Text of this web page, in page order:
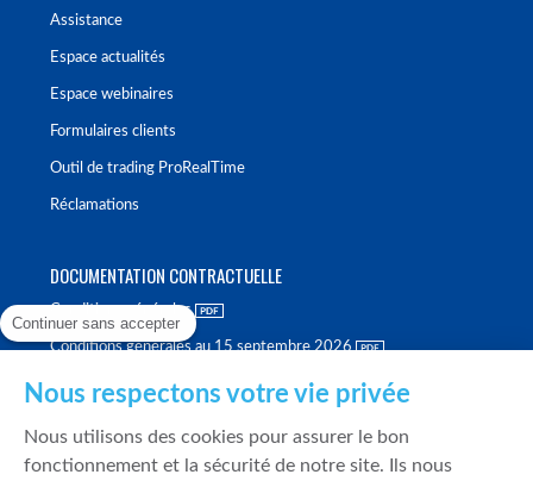
Assistance
Espace actualités
Espace webinaires
Formulaires clients
Outil de trading ProRealTime
Réclamations
DOCUMENTATION CONTRACTUELLE
Conditions générales
Conditions générales au 15 septembre 2026
Politique de meilleure sélection
Continuer sans accepter
Nous respectons votre vie privée
Nous utilisons des cookies pour assurer le bon
fonctionnement et la sécurité de notre site. Ils nous